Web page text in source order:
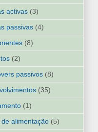
activas (3)
passivas (4)
(8)
(2)
passivos (8)
(35)
(1)
alimentação (5)